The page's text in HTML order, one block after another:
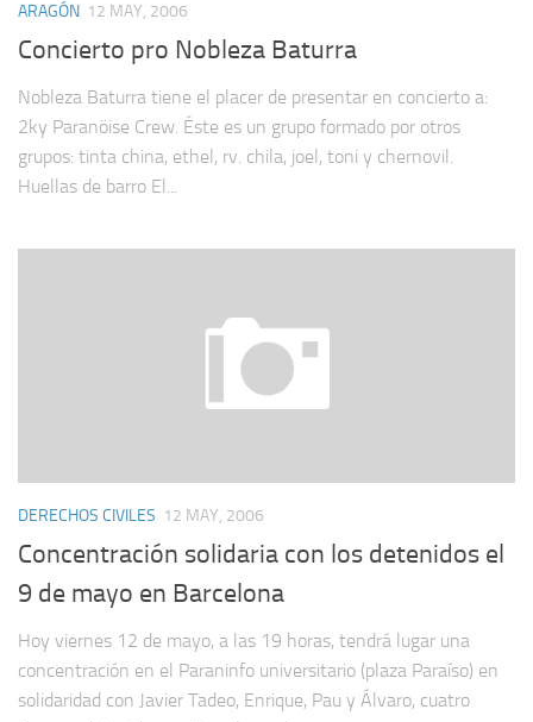
ARAGÓN 12 MAY, 2006
Concierto pro Nobleza Baturra
Nobleza Baturra tiene el placer de presentar en concierto a:
2ky Paranöise Crew. Éste es un grupo formado por otros
grupos: tinta china, ethel, rv. chila, joel, toni y chernovil.
Huellas de barro El...
DERECHOS CIVILES 12 MAY, 2006
Concentración solidaria con los detenidos el
9 de mayo en Barcelona
Hoy viernes 12 de mayo, a las 19 horas, tendrá lugar una
concentración en el Paraninfo universitario (plaza Paraíso) en
solidaridad con Javier Tadeo, Enrique, Pau y Álvaro, cuatro